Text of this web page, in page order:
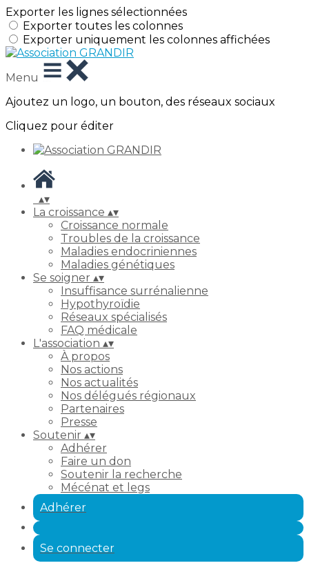
Exporter les lignes sélectionnées
Exporter toutes les colonnes
Exporter uniquement les colonnes affichées
Menu
Ajoutez un logo, un bouton, des réseaux sociaux
Cliquez pour éditer
▴▾
La croissance ▴▾
Croissance normale
Troubles de la croissance
Maladies endocriniennes
Maladies génétiques
Se soigner ▴▾
Insuffisance surrénalienne
Hypothyroïdie
Réseaux spécialisés
FAQ médicale
L'association ▴▾
À propos
Nos actions
Nos actualités
Nos délégués régionaux
Partenaires
Presse
Soutenir ▴▾
Adhérer
Faire un don
Soutenir la recherche
Mécénat et legs
Adhérer
Se connecter